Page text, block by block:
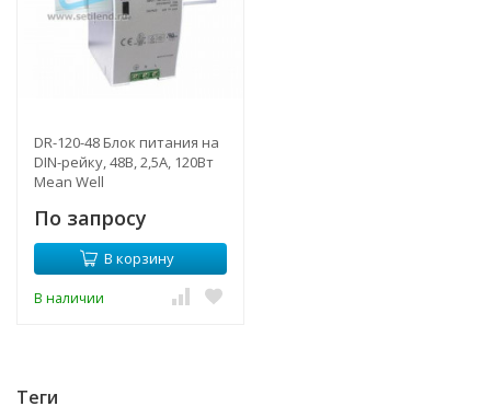
DR-120-48 Блок питания на
DIN-рейку, 48В, 2,5А, 120Вт
Mean Well
По запросу
В корзину
В наличии
Теги